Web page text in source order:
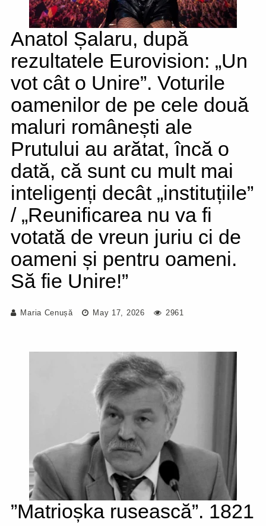
Anatol Șalaru, după
rezultatele Eurovision: „Un
vot cât o Unire”. Voturile
oamenilor de pe cele două
maluri românești ale
Prutului au arătat, încă o
dată, că sunt cu mult mai
inteligenți decât „instituțiile”
/ „Reunificarea nu va fi
votată de vreun juriu ci de
oameni și pentru oameni.
Să fie Unire!”
Maria Cenușă May 17, 2026 2961
”Matrioșka rusească”. 1821